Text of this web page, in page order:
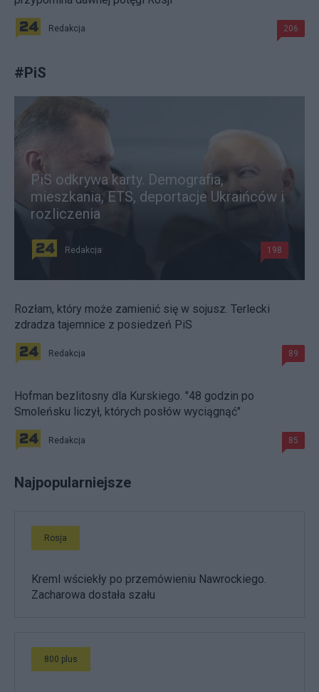
Redakcja 206
#PiS
PiS odkrywa karty. Demografia,
mieszkania, ETS, deportacje Ukraińców i
rozliczenia
Redakcja 198
Rozłam, który może zamienić się w sojusz. Terlecki
zdradza tajemnice z posiedzeń PiS
Redakcja 89
Hofman bezlitosny dla Kurskiego. "48 godzin po
Smoleńsku liczył, których posłów wyciągnąć"
Redakcja 85
Najpopularniejsze
Rosja
Kreml wściekły po przemówieniu Nawrockiego.
Zacharowa dostała szału
800 plus